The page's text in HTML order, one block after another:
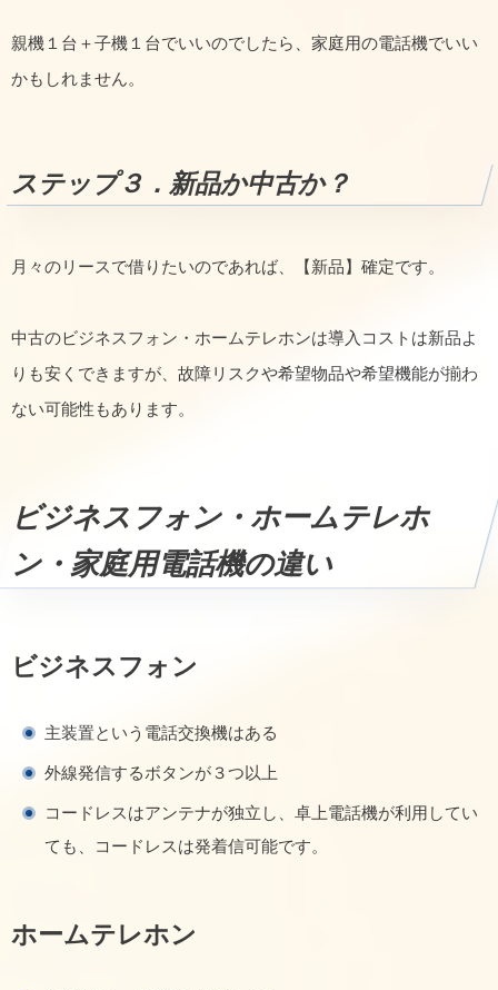
親機１台＋子機１台でいいのでしたら、家庭用の電話機でいい
かもしれません。
ステップ３．新品か中古か？
月々のリースで借りたいのであれば、【新品】確定です。
中古のビジネスフォン・ホームテレホンは導入コストは新品よ
りも安くできますが、故障リスクや希望物品や希望機能が揃わ
ない可能性もあります。
ビジネスフォン・ホームテレホ
ン・家庭用電話機の違い
ビジネスフォン
主装置という電話交換機はある
外線発信するボタンが３つ以上
コードレスはアンテナが独立し、卓上電話機が利用してい
ても、コードレスは発着信可能です。
ホームテレホン